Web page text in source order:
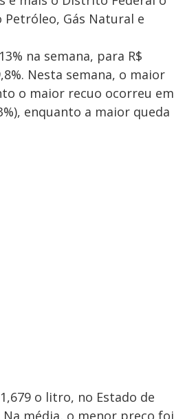
Petróleo, Gás Natural e
na semana, para R$
Nesta semana, o maior
o maior recuo ocorreu em
enquanto a maior queda
o litro, no Estado de
média, o menor preço foi